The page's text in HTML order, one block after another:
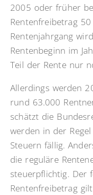
2005 oder früher
Rentenfreibetrag
Rentenjahrgang
Rentenbeginn im
Teil der Rente nur
Allerdings werden
rund 63.000
schätzt die
werden in der
Steuern fällig.
die reguläre
steuerpflichtig. Der
Rentenfreibetrag